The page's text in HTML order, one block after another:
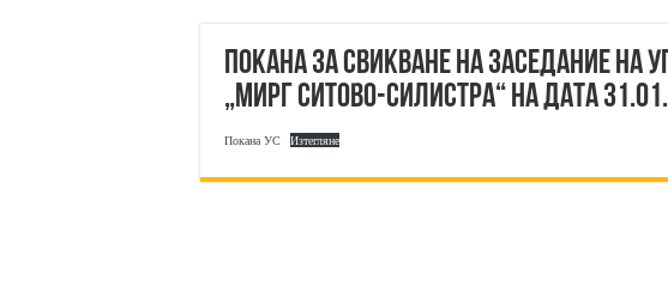
Покана за свикване на заседание на
„МИРГ СИТОВО-СИЛИСТРА“ на дата
Покана УС Изтегляне